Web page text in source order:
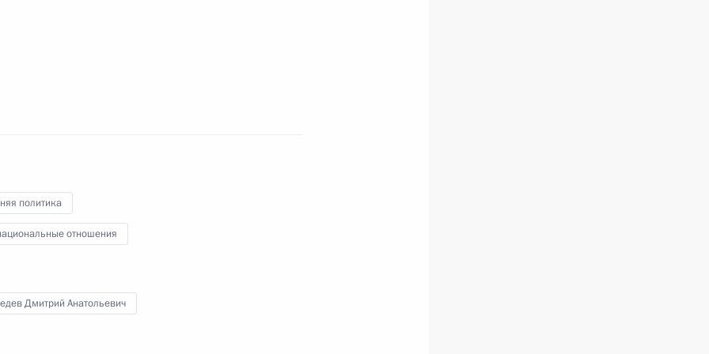
Дмитрием
Ново-Огарёво
политика
отношения
Дмитрий Анатольевич